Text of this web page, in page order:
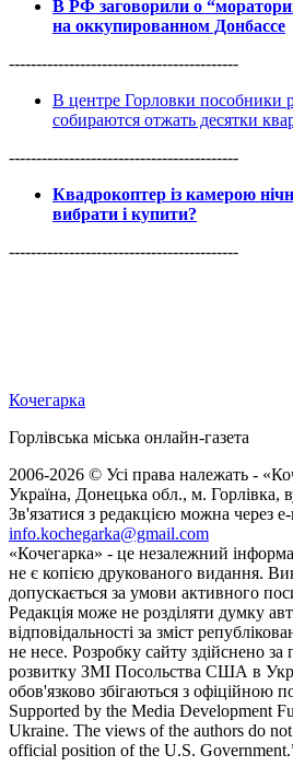
В РФ заговорили о
на оккупированном Донбассе
------------------------------------------
В центре Горловки пособники
собираются отжать десятки
------------------------------------------
Квадрокоптер із камерою
вибрати і купити?
------------------------------------------
Кочегарка
Горлівська міська онлайн-газета
2006-2026 © Усі права належать -
Україна, Донецька обл., м. Горлівка,
Зв'язатися з редакцією можна через
info.kochegarka@gmail.com
«Кочегарка» - це незалежний
не є копією друкованого видання.
допускається за умови активного
Редакція може не розділяти думку
відповідальності за зміст
не несе. Розробку сайту здійснено
розвитку ЗМІ Посольства США в
обов'язково збігаються з
Supported by the Media Development
Ukraine. The views of the authors do
official position of the U.S.